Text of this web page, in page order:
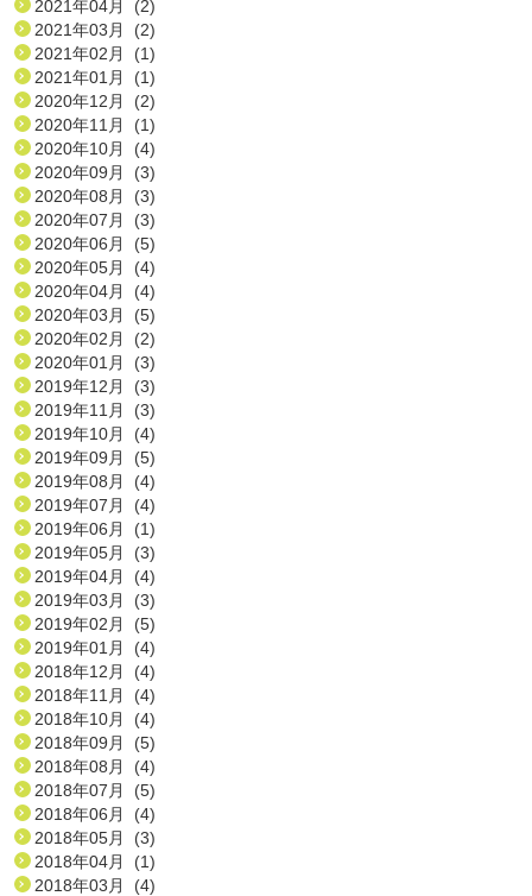
2021年04月 (2)
2021年03月 (2)
2021年02月 (1)
2021年01月 (1)
2020年12月 (2)
2020年11月 (1)
2020年10月 (4)
2020年09月 (3)
2020年08月 (3)
2020年07月 (3)
2020年06月 (5)
2020年05月 (4)
2020年04月 (4)
2020年03月 (5)
2020年02月 (2)
2020年01月 (3)
2019年12月 (3)
2019年11月 (3)
2019年10月 (4)
2019年09月 (5)
2019年08月 (4)
2019年07月 (4)
2019年06月 (1)
2019年05月 (3)
2019年04月 (4)
2019年03月 (3)
2019年02月 (5)
2019年01月 (4)
2018年12月 (4)
2018年11月 (4)
2018年10月 (4)
2018年09月 (5)
2018年08月 (4)
2018年07月 (5)
2018年06月 (4)
2018年05月 (3)
2018年04月 (1)
2018年03月 (4)